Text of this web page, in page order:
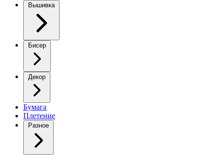
Вышивка
Бисер
Декор
Бумага
Плетение
Разное